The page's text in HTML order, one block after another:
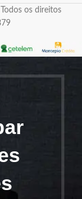
os direitos